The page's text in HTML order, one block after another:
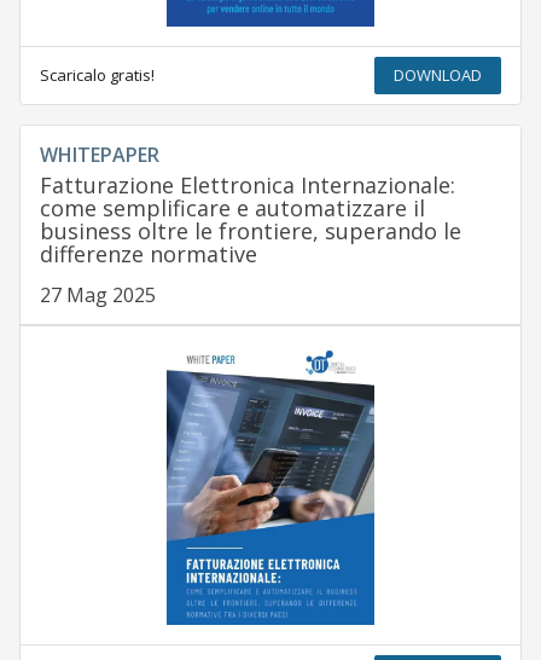
Scaricalo gratis! DOWNLOAD
WHITEPAPER
Fatturazione Elettronica Internazionale:
come semplificare e automatizzare il
business oltre le frontiere, superando le
differenze normative
27 Mag 2025